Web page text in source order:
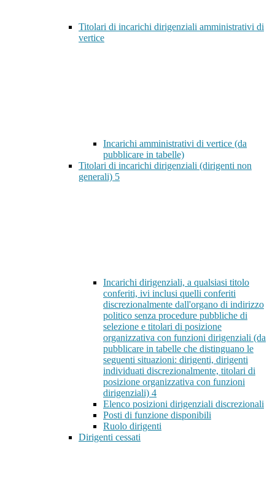
Titolari di incarichi dirigenziali amministrativi di
vertice
Incarichi amministrativi di vertice (da
pubblicare in tabelle)
Titolari di incarichi dirigenziali (dirigenti non
generali) 5
Incarichi dirigenziali, a qualsiasi titolo
conferiti, ivi inclusi quelli conferiti
discrezionalmente dall'organo di indirizzo
politico senza procedure pubbliche di
selezione e titolari di posizione
organizzativa con funzioni dirigenziali (da
pubblicare in tabelle che distinguano le
seguenti situazioni: dirigenti, dirigenti
individuati discrezionalmente, titolari di
posizione organizzativa con funzioni
dirigenziali) 4
Elenco posizioni dirigenziali discrezionali
Posti di funzione disponibili
Ruolo dirigenti
Dirigenti cessati